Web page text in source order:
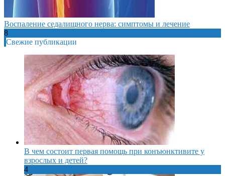
Воспаление седалищного нерва: симптомы и лечение
8
Свежие публикации
В чем состоит первая помощь при конъюнктивите у
взрослых и детей?
4